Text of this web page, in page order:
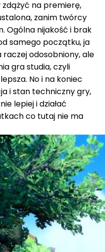
zdążyć na premierę,
zanim twórcy
Ogólna nijakość i brak
samego początku, ja
odosobniony, ale
gra studia, czyli
No i na koniec
i stan techniczny gry,
lepiej i działać
co tutaj nie ma